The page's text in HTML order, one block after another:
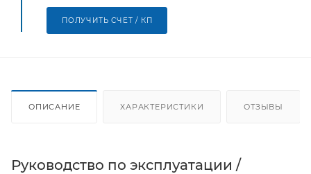
ПОЛУЧИТЬ СЧЕТ / КП
ОПИСАНИЕ ХАРАКТЕРИСТИКИ ОТЗЫВЫ
Руководство по эксплуатации /